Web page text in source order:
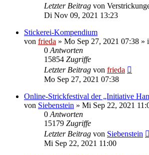
Letzter Beitrag von
Di Nov 09, 2021 13:23
Stickerei-Kompendium
von frieda » Mo Sep 27, 2021 07:38 »
0 Antworten
15854 Zugriffe
Letzter Beitrag von frieda
Mo Sep 27, 2021 07:38
Online-Strickfestival der „Initiative
von Siebenstein » Mi Sep 22, 2021
0 Antworten
15179 Zugriffe
Letzter Beitrag von Siebenstein
Mi Sep 22, 2021 11:00